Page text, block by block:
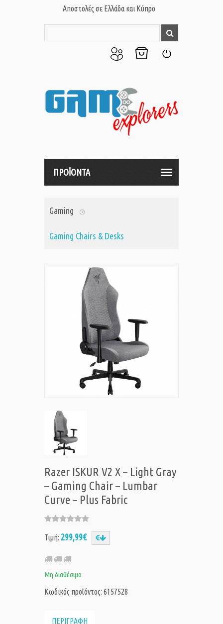
Αποστολές σε Ελλάδα και Κύπρο
μου
ΠΡΟΪΟΝΤΑ
Gaming
Gaming Chairs & Desks
Razer ISKUR V2 X – Light Gray
– Gaming Chair – Lumbar
Curve – Plus Fabric
Τιμή: 299,99€
Μη διαθέσιμο
Κωδικός προϊόντος: 6157528
ΠΕΡΙΓΡΑΦΗ